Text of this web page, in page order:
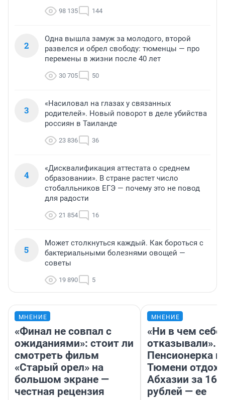
98 135 144
2
Одна вышла замуж за молодого, второй
развелся и обрел свободу: тюменцы — про
перемены в жизни после 40 лет
30 705 50
3
«Насиловал на глазах у связанных
родителей». Новый поворот в деле убийства
россиян в Таиланде
23 836 36
4
«Дисквалификация аттестата о среднем
образовании». В стране растет число
стобалльников ЕГЭ — почему это не повод
для радости
21 854 16
5
Может столкнуться каждый. Как бороться с
бактериальными болезнями овощей —
советы
19 890 5
МНЕНИЕ
«Финал не совпал с
ожиданиями»: стоит ли
смотреть фильм
«Старый орел» на
большом экране —
честная рецензия
МНЕНИЕ
«Ни в чем себе
отказывали».
Пенсионерка
Тюмени
Абхазии за
рублей — ее